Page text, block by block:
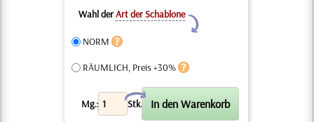
Wahl derArt der Schablone
Y
NORM
RÄUMLICH, Preis +30%
Mg.: Stk.
X